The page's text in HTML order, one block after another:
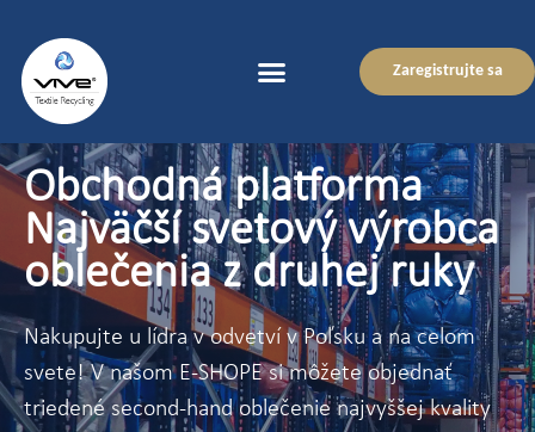
Zaregistrujte sa
Obchodná platforma
Najväčší svetový výrobca
oblečenia z druhej ruky
Nakupujte u lídra v odvetví v Poľsku a na celom
svete! V našom E-SHOPE si môžete objednať
triedené second-hand oblečenie najvyššej kvality